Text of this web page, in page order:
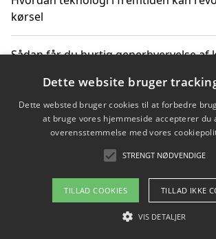
kørsel
Sådan får du hurtig generhvervelse af
Sådan lærer du miljørigtig kørsel hos
Gentofte
Copyright 2026 - Pilanto
Om / kontakt
Dette website bruger
Dette websted bruger cookies til at forbedre
at bruge vores hjemmeside accepterer du
overensstemmelse med vores
STRENGT NØDVENDIGE
TILLAD COOKIES TILLAD IKKE
VIS DETALJER